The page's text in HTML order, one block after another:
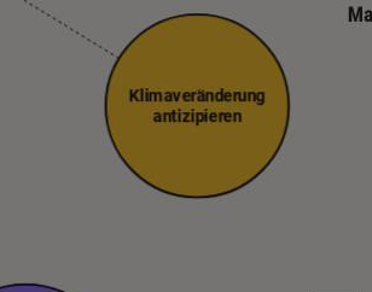
Klimaveränderung
antizipieren